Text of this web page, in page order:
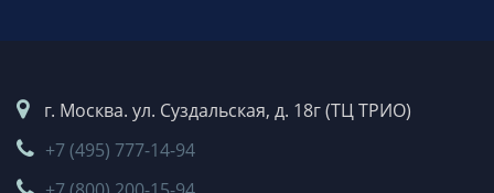
г. Москва. ул. Суздальская, д. 18г (ТЦ ТРИО)
+7 (495) 777-14-94